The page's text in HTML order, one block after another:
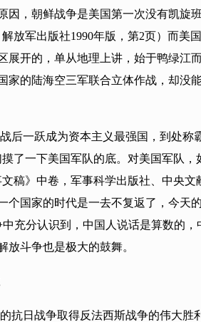
因，朝鲜战争是美国第一次没有凯
军出版社1990年版，第2页）而美
展开的，单从地理上讲，始于鸭绿
家的陆海空三军联合立体作战，却
后一跃成为资本主义最强国，到处
了一下美国军队的底。对美国军队
稿》中卷，军事科学出版社、中央
国家的时代是一去不复返了，今
充分认识到，中国人说话是算数的
斗争也是极大的鼓舞。
抗日战争取得反法西斯战争的伟大